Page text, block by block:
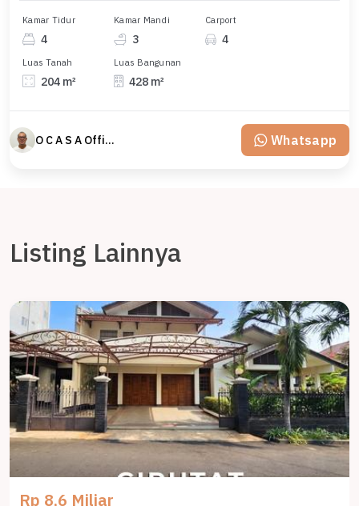
Kamar Tidur
4
Kamar Mandi
3
Carport
4
Luas Tanah
204 m²
Luas Bangunan
428 m²
O C A S A Official property perfected Whatsapp
Listing Lainnya
Rp 8,6 Miliar